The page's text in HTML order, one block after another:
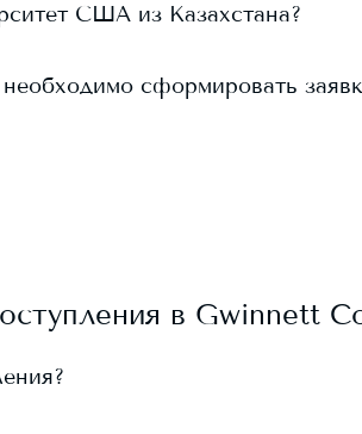
США из Казахстана?
необходимо сформировать
в Gwinnett